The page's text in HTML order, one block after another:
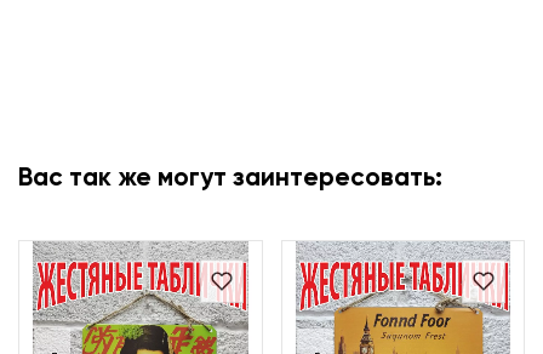
Вас так же могут заинтересовать: